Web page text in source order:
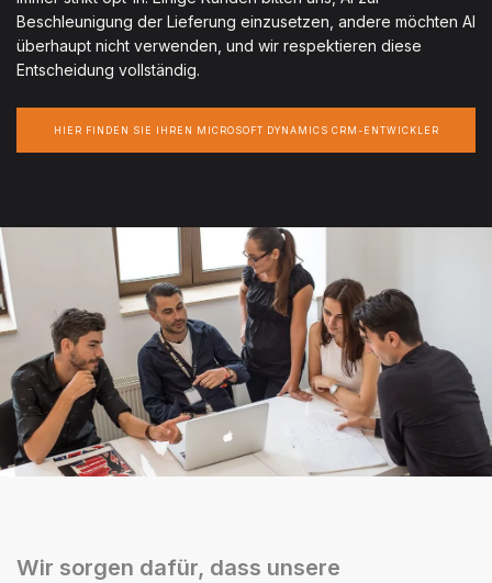
Beschleunigung der Lieferung einzusetzen, andere möchten AI
überhaupt nicht verwenden, und wir respektieren diese
Entscheidung vollständig.
HIER FINDEN SIE IHREN MICROSOFT DYNAMICS CRM-ENTWICKLER
Wir sorgen dafür, dass unsere